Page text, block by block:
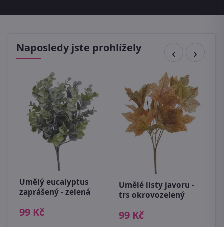
Naposledy jste prohlížely
Umělý eucalyptus
zaprášený - zelená
99 Kč
Umělé listy javoru -
trs okrovozelený
99 Kč